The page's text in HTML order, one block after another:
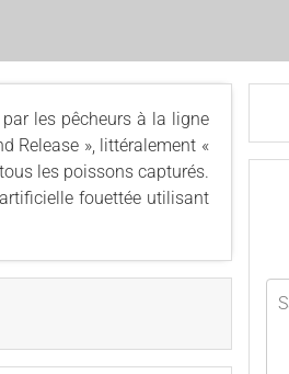
les pêcheurs à la ligne
Release », littéralement «
les poissons capturés.
fouettée utilisant